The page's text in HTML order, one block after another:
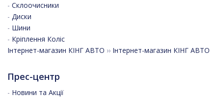
- Склоочисники
- Диски
- Шини
- Кріплення Коліс
Інтернет-магазин КІНГ АВТО ›› Інтернет-магазин КІНГ АВТО
Прес-центр
- Новини та Акції